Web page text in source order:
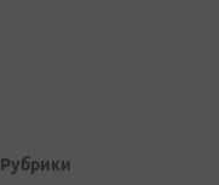
Рубрики